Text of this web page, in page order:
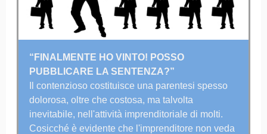
“FINALMENTE HO VINTO! POSSO
PUBBLICARE LA SENTENZA?”
Il contenzioso costituisce una parentesi spesso
dolorosa, oltre che costosa, ma talvolta
inevitabile, nell'attività imprenditoriale di molti.
Cosicché è evidente che l'imprenditore non veda